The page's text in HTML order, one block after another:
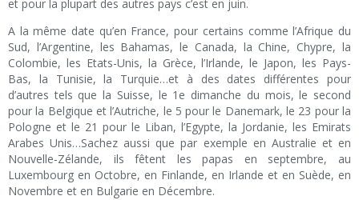
et pour la plupart des autres pays c’est en juin.
A la même date qu’en France, pour certains comme l’Afrique du
Sud, l’Argentine, les Bahamas, le Canada, la Chine, Chypre, la
Colombie, les Etats-Unis, la Grèce, l’Irlande, le Japon, les Pays-
Bas, la Tunisie, la Turquie…et à des dates différentes pour
d’autres tels que la Suisse, le 1e dimanche du mois, le second
pour la Belgique et l’Autriche, le 5 pour le Danemark, le 23 pour la
Pologne et le 21 pour le Liban, l’Egypte, la Jordanie, les Emirats
Arabes Unis…Sachez aussi que par exemple en Australie et en
Nouvelle-Zélande, ils fêtent les papas en septembre, au
Luxembourg en Octobre, en Finlande, en Irlande et en Suède, en
Novembre et en Bulgarie en Décembre.